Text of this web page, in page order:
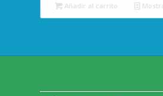
Añadir al carrito